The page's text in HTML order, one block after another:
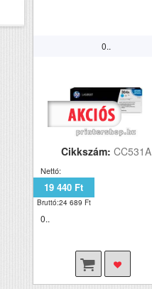
0..
Cikkszám:CC531A
Nettó:
19 440 Ft
Bruttó:24 689 Ft
0..